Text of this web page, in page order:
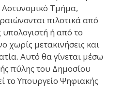
Τμήμα,
πιλοτικά από
ή από το
χωρίς μετακινήσεις και
Αυτό θα γίνεται μέσω
πύλης του Δημοσίου
το Υπουργείο Ψηφιακής